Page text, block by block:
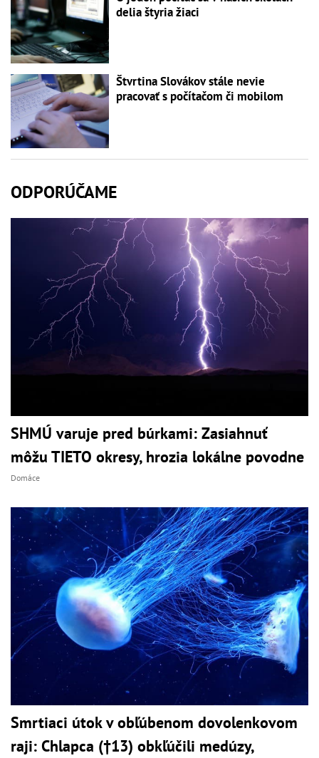
delia štyria žiaci
Štvrtina Slovákov stále nevie
pracovať s počítačom či mobilom
ODPORÚČAME
SHMÚ varuje pred búrkami: Zasiahnuť
môžu TIETO okresy, hrozia lokálne povodne
Domáce
Smrtiaci útok v obľúbenom dovolenkovom
raji: Chlapca (†13) obkľúčili medúzy,